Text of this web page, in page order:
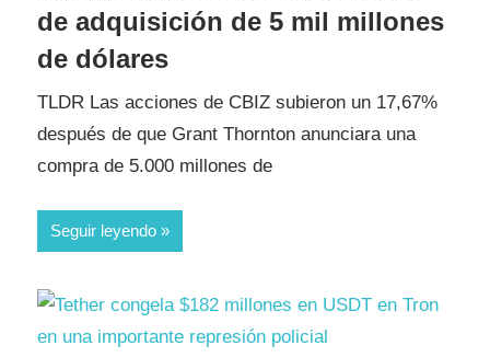
de adquisición de 5 mil millones
de dólares
TLDR Las acciones de CBIZ subieron un 17,67%
después de que Grant Thornton anunciara una
compra de 5.000 millones de
Seguir leyendo